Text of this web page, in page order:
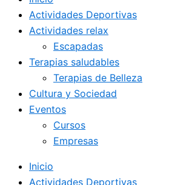
Actividades Deportivas
Actividades relax
Escapadas
Terapias saludables
Terapias de Belleza
Cultura y Sociedad
Eventos
Cursos
Empresas
Inicio
Actividades Deportivas